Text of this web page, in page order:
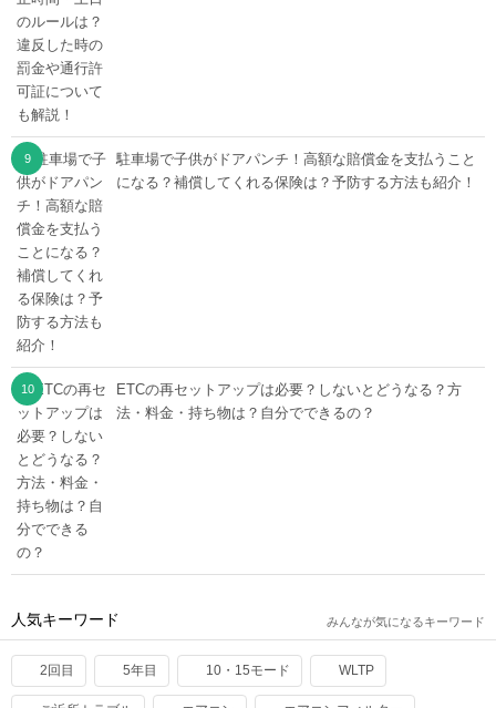
駐車場で子供がドアパンチ！高額な賠償金を支払うこと
になる？補償してくれる保険は？予防する方法も紹介！
ETCの再セットアップは必要？しないとどうなる？方
法・料金・持ち物は？自分でできるの？
人気キーワード みんなが気になるキーワード
2回目 5年目 10・15モード WLTP